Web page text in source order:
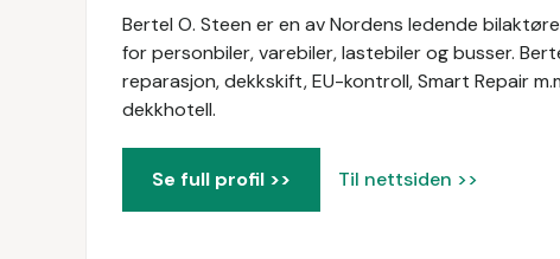
Bertel O. Steen er en av Nordens ledende
for personbiler, varebiler, lastebiler og busser.
reparasjon, dekkskift, EU-kontroll, Smart Repair
dekkhotell.
Se full profil >> Til nettsiden >>